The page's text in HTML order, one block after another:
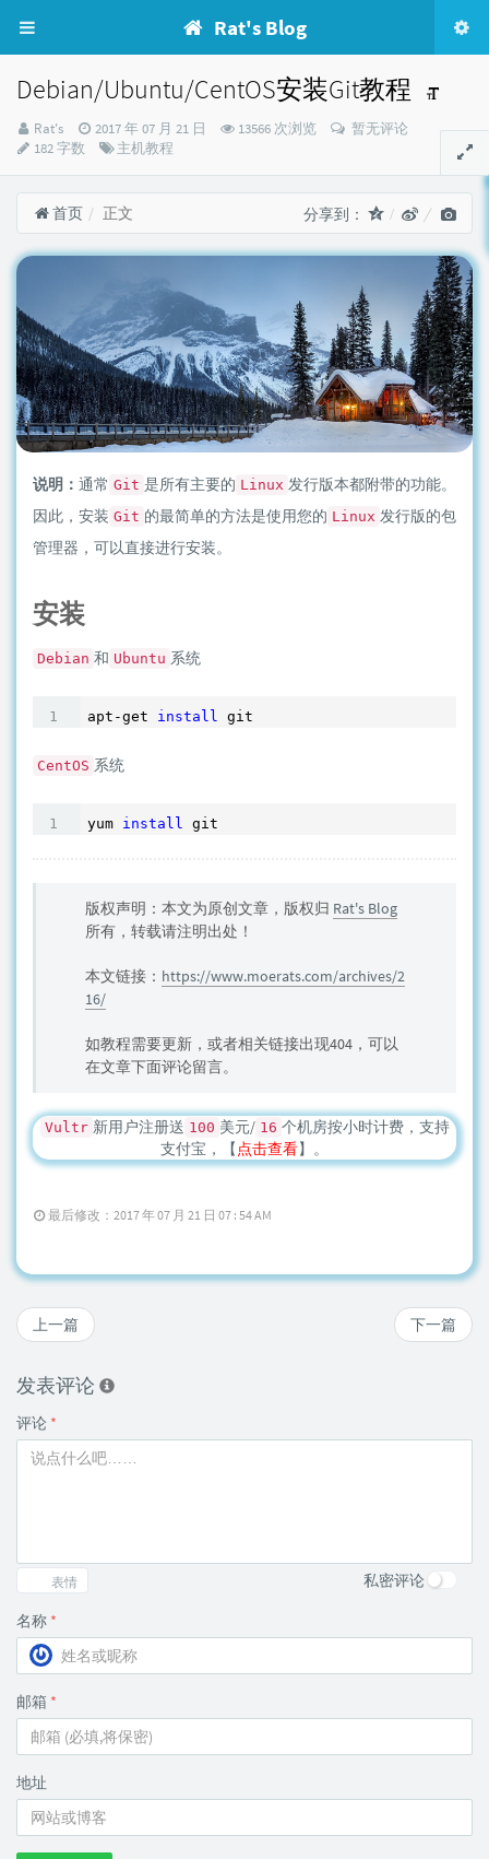
Rat's Blog
Debian/Ubuntu/CentOS安装Git教程
博
主：
Rat's
发
布
2017 年 07 月 21 日 13566 次浏览
暂无评论
182 字数
分
主机教程
首页 正文 分享到：
说明： 通常 Git 是所有主要的 Linux 发行版本都附带的功能。
因此，安装 Git 的最简单的方法是使用您的 Linux 发行版的包
管理器，可以直接进行安装。
安装
Debian 和 Ubuntu 系统
apt-get install
CentOS 系统
yum install git
版权声明：本文为原创文章，版权归 Rat's Blog
所有，转载请注明出处！
本文链接： https://www.moerats.com/archives/2
16/
如教程需要更新，或者相关链接出现404，可以
在文章下面评论留言。
Vultr 新用户注册送 100 美元/ 16 个机房按小时计费，支持
支付宝，【 点击查看】。
最后修改：2017 年 07 月 21 日 07 : 54 AM
下一篇
上一篇
发表评论
评论 *
表情 私密评论
名称 *
邮箱 *
地址